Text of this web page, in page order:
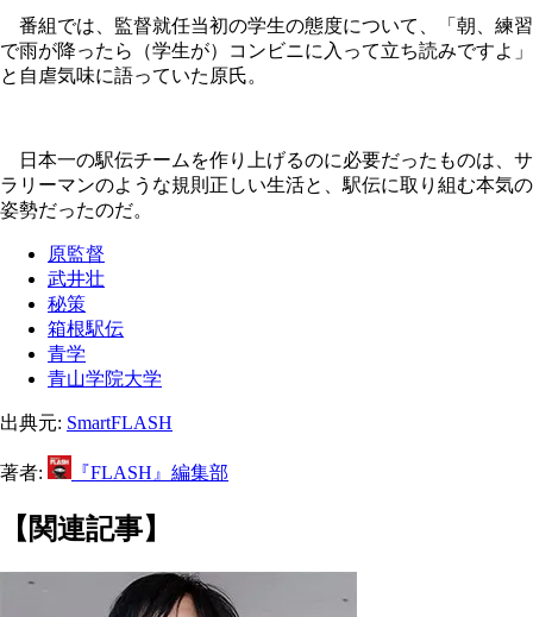
番組では、監督就任当初の学生の態度について、「朝、練習
で雨が降ったら（学生が）コンビニに入って立ち読みですよ」
と自虐気味に語っていた原氏。
日本一の駅伝チームを作り上げるのに必要だったものは、サ
ラリーマンのような規則正しい生活と、駅伝に取り組む本気の
姿勢だったのだ。
原監督
武井壮
秘策
箱根駅伝
青学
青山学院大学
出典元: SmartFLASH
著者: 『FLASH』編集部
【関連記事】